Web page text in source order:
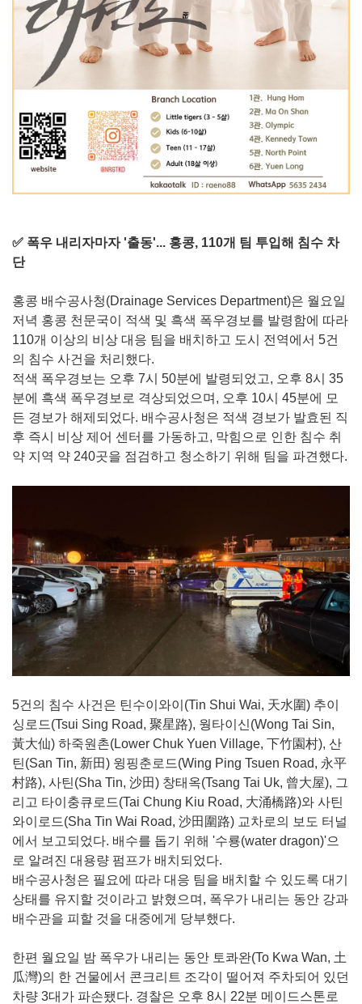
✅ 폭우 내리자마자 '출동'... 홍콩, 110개 팀 투입해 침수 차
단
홍콩 배수공사청(Drainage Services Department)은 월요일
저녁 홍콩 천문국이 적색 및 흑색 폭우경보를 발령함에 따라
110개 이상의 비상 대응 팀을 배치하고 도시 전역에서 5건
의 침수 사건을 처리했다.
적색 폭우경보는 오후 7시 50분에 발령되었고, 오후 8시 35
분에 흑색 폭우경보로 격상되었으며, 오후 10시 45분에 모
든 경보가 해제되었다. 배수공사청은 적색 경보가 발효된 직
후 즉시 비상 제어 센터를 가동하고, 막힘으로 인한 침수 취
약 지역 약 240곳을 점검하고 청소하기 위해 팀을 파견했다.
5건의 침수 사건은 틴수이와이(Tin Shui Wai, 天水圍) 추이
싱로드(Tsui Sing Road, 聚星路), 웡타이신(Wong Tai Sin,
黃大仙) 하죽원촌(Lower Chuk Yuen Village, 下竹園村), 산
틴(San Tin, 新田) 윙핑춘로드(Wing Ping Tsuen Road, 永平
村路), 사틴(Sha Tin, 沙田) 창태옥(Tsang Tai Uk, 曾大屋), 그
리고 타이충큐로드(Tai Chung Kiu Road, 大涌橋路)와 사틴
와이로드(Sha Tin Wai Road, 沙田圍路) 교차로의 보도 터널
에서 보고되었다. 배수를 돕기 위해 '수룡(water dragon)'으
로 알려진 대용량 펌프가 배치되었다.
배수공사청은 필요에 따라 대응 팀을 배치할 수 있도록 대기
상태를 유지할 것이라고 밝혔으며, 폭우가 내리는 동안 강과
배수관을 피할 것을 대중에게 당부했다.
한편 월요일 밤 폭우가 내리는 동안 토콰완(To Kwa Wan, 土
瓜灣)의 한 건물에서 콘크리트 조각이 떨어져 주차되어 있던
차량 3대가 파손됐다. 경찰은 오후 8시 22분 메이드스톤로